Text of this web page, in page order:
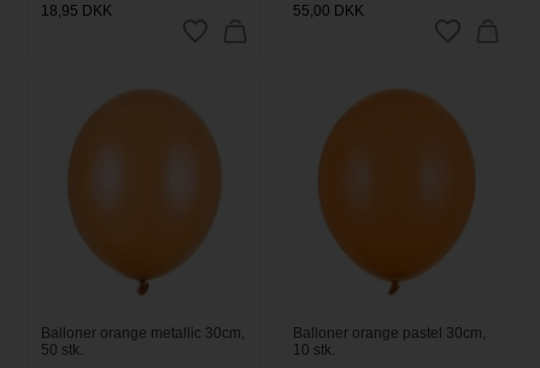
18,95 DKK
55,00 DKK
Balloner orange metallic 30cm,
50 stk.
Balloner orange pastel 30cm,
10 stk.